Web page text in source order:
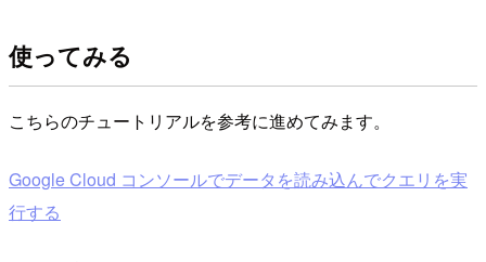
使ってみる
こちらのチュートリアルを参考に進めてみます。
Google Cloud コンソールでデータを読み込んでクエリを実
行する